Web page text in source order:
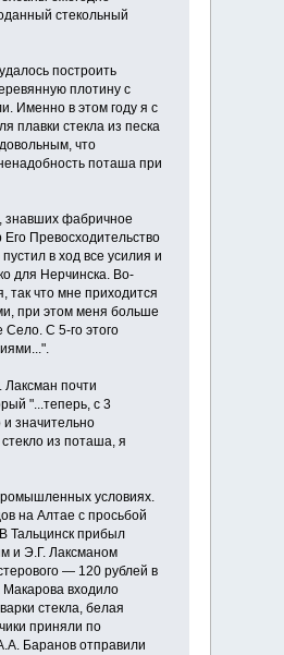
стекольный
постро­ить
плотину с
Именно в этом году я с
плавки стекла из песка
что
поташа при
знавших фаб­ричное
Его Превос­ходительство
в ход все усилия и
для Нерчинска. Во-
что мне приходится
при этом меня больше
С 5-го этого
по­чти
"...теперь, с 3
и значительно
из поташа, я
ус­ловиях.
на Ал­тае с просьбой
Тальцинск прибыл
и Э.Г. Лаксманом
— 120 рублей в
Макарова входило
стекла, белая
приняли по
Баранов отправили